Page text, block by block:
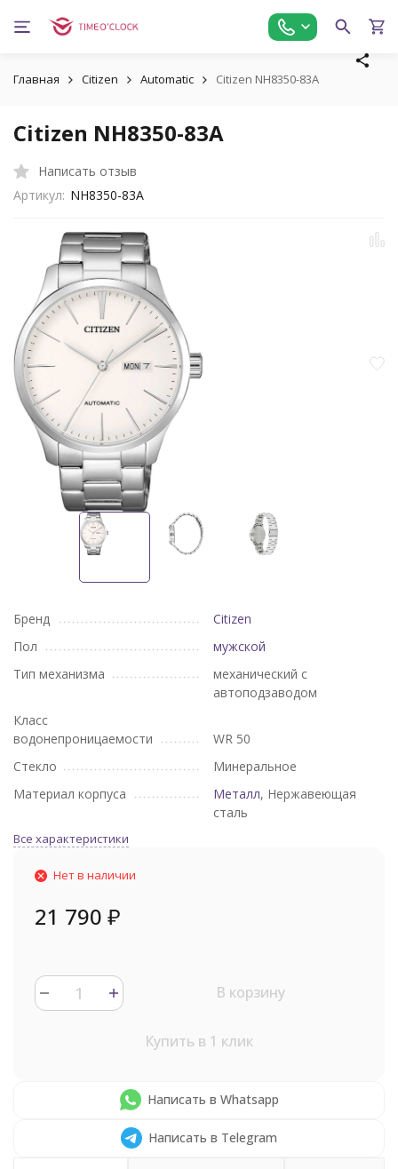
Главная Citizen Automatic Citizen NH8350-83A
Citizen NH8350-83A
Написать отзыв
Артикул: NH8350-83A
Бренд
Citizen
Пол
мужской
Тип механизма
механический с
автоподзаводом
Класс
водонепроницаемости
WR 50
Стекло
Минеральное
Материал корпуса
Металл, Нержавеющая
сталь
Все характеристики
Нет в наличии
21 790 ₽
В корзину
Купить в 1 клик
Написать в Whatsapp
Написать в Telegram